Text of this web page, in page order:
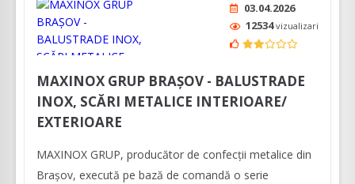
03.04.2026
12534vizualizari
MAXINOX GRUP BRAȘOV - BALUSTRADE
INOX, SCĂRI METALICE INTERIOARE/
EXTERIOARE
MAXINOX GRUP, producător de confecții metalice din
Brașov, execută pe bază de comandă o serie